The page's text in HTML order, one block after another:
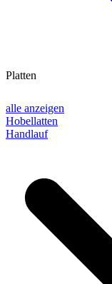
alle anzeigen
Hobellatten
Handlauf
Platten